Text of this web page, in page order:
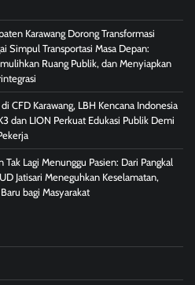
Karawang Dorong Transformasi
Simpul Transportasi Masa Depan:
Ruang Publik, dan Menyiapkan
CFD Karawang, LBH Kencana Indonesia
dan LION Perkuat Edukasi Publik Demi
Tak Lagi Menunggu Pasien: Dari Pangkal
Jatisari Meneguhkan Keselamatan,
bagi Masyarakat